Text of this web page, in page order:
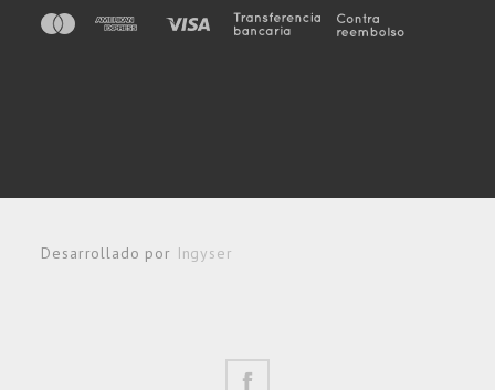
Desarrollado por Ingyser